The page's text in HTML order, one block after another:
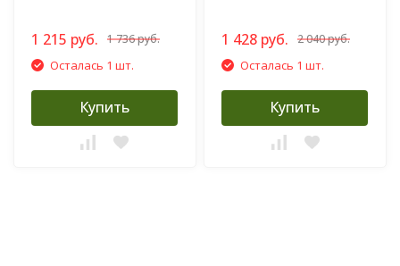
1 215 руб. 1 736 руб.
Осталась 1 шт.
Купить
1 428 руб. 2 040 руб.
Осталась 1 шт.
Купить